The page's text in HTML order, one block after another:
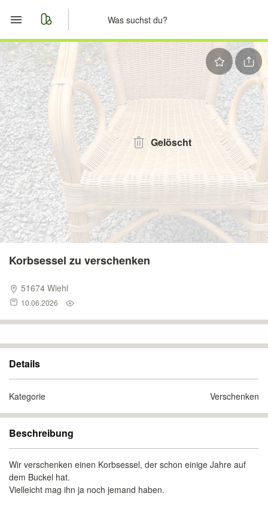
Start
Merkliste
Nachrichten
Anzeige aufgeben
Gelöscht
Korbsessel zu verschenken
51674 Wiehl
10.06.2026
Details
Kategorie Verschenken
Beschreibung
Wir verschenken einen Korbsessel, der schon einige Jahre auf
dem Buckel hat.
Vielleicht mag ihn ja noch jemand haben.